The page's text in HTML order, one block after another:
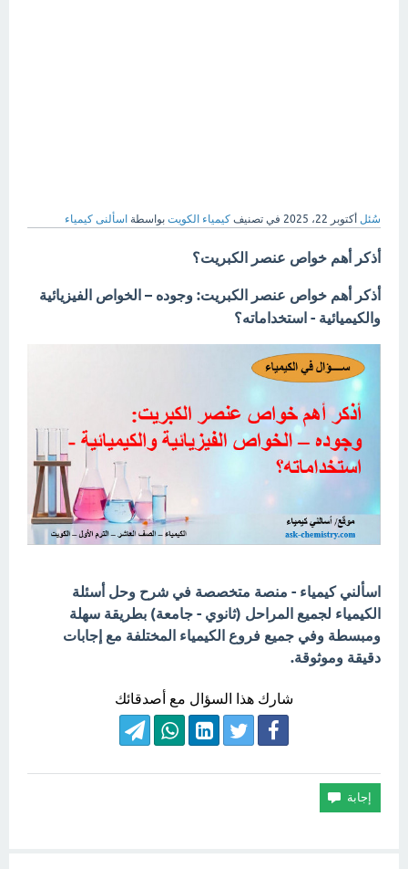
سُئل أكتوبر 22، 2025 في تصنيف كيمياء الكويت بواسطة اسألنى كيمياء
أذكر أهم خواص عنصر الكبريت؟
أذكر أهم خواص عنصر الكبريت: وجوده – الخواص الفيزيائية
والكيميائية - استخداماته؟
اسألني كيمياء - منصة متخصصة في شرح وحل أسئلة
الكيمياء لجميع المراحل (ثانوي - جامعة) بطريقة سهلة
ومبسطة وفي جميع فروع الكيمياء المختلفة مع إجابات
دقيقة وموثوقة.
شارك هذا السؤال مع أصدقائك